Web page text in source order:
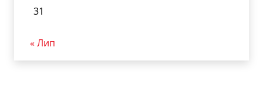
31
« Лип